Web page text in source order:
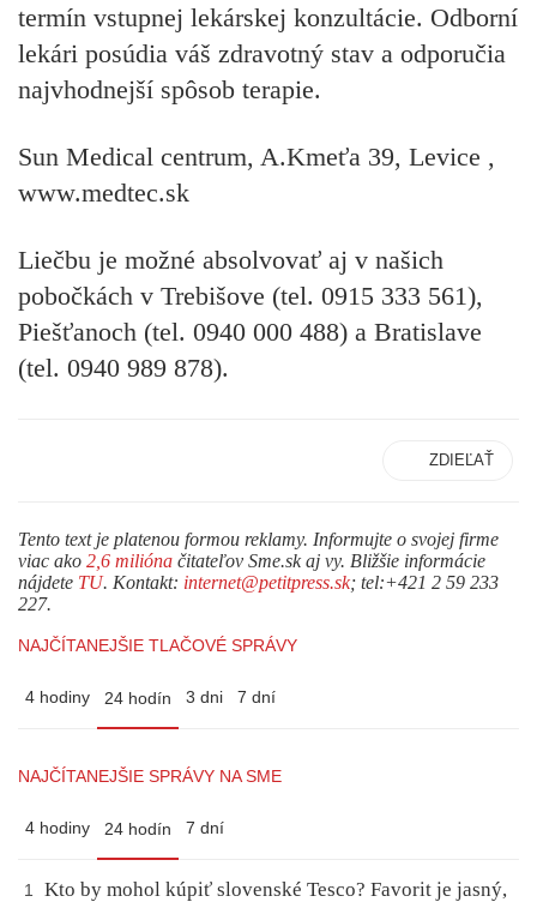
termín vstupnej lekárskej konzultácie. Odborní
lekári posúdia váš zdravotný stav a odporučia
najvhodnejší spôsob terapie.
Sun Medical centrum, A.Kmeťa 39, Levice ,
www.medtec.sk
Liečbu je možné absolvovať aj v našich
pobočkách v Trebišove (tel. 0915 333 561),
Piešťanoch (tel. 0940 000 488) a Bratislave
(tel. 0940 989 878).
ZDIEĽAŤ
Tento text je platenou formou reklamy. Informujte o svojej firme
viac ako 2,6 milióna čitateľov Sme.sk aj vy. Bližšie informácie
nájdete TU. Kontakt: internet@petitpress.sk; tel:+421 2 59 233
227.
NAJČÍTANEJŠIE TLAČOVÉ SPRÁVY
4 hodiny 24 hodín 3 dni 7 dní
NAJČÍTANEJŠIE SPRÁVY NA SME
4 hodiny 24 hodín 7 dní
1
Kto by mohol kúpiť slovenské Tesco? Favorit je jasný,